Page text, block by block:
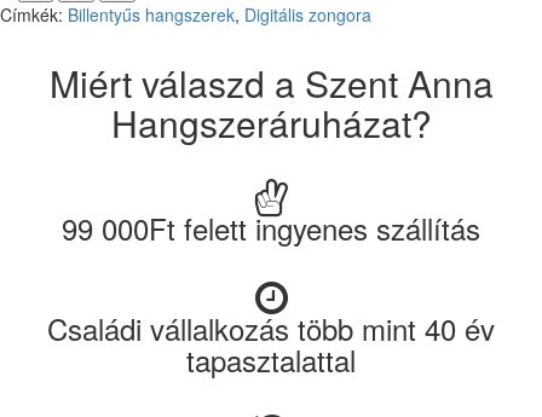
Címkék: Billentyűs hangszerek, Digitális zongora
Miért válaszd a Szent Anna
Hangszeráruházat?
99 000Ft felett ingyenes szállítás
Családi vállalkozás több mint 40 év
tapasztalattal